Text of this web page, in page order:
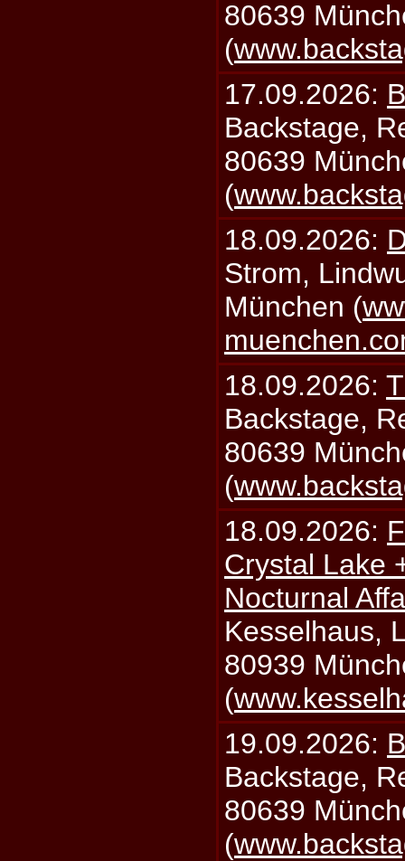
80639
(
17.09.2026:
Backstage,
80639
(
18.09.2026:
Strom,
München (
18.09.2026:
Backstage,
80639
(
18.09.2026:
Crystal Lake
Nocturnal
Kesselhaus,
80939
(
19.09.2026:
Backstage,
80639
(